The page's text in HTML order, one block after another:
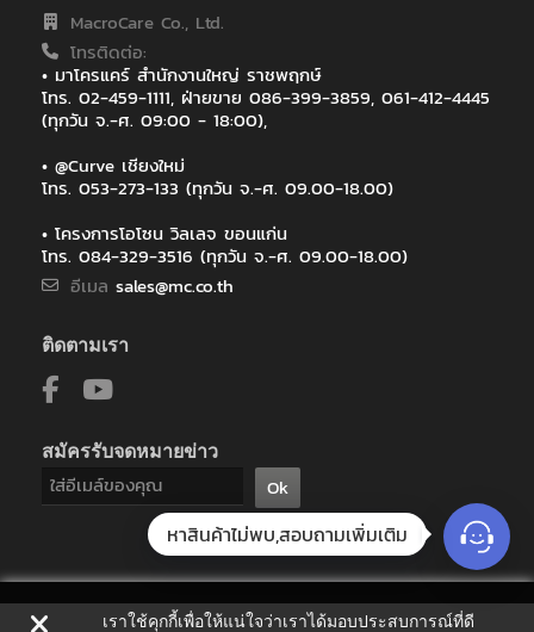
MacroCare Co., Ltd.
โทรติดต่อ:
• มาโครแคร์ สำนักงานใหญ่ ราชพฤกษ์
โทร. 02-459-1111, ฝ่ายขาย 086-399-3859, 061-412-4445
(ทุกวัน จ.-ศ. 09:00 - 18:00),
• @Curve เชียงใหม่
โทร. 053-273-133 (ทุกวัน จ.-ศ. 09.00-18.00)
• โครงการโอโซน วิลเลจ ขอนแก่น
โทร. 084-329-3516 (ทุกวัน จ.-ศ. 09.00-18.00)
อีเมล sales@mc.co.th
ติดตามเรา
สมัครรับจดหมายข่าว
Ok
เราใช้คุกกี้เพื่อให้แน่ใจว่าเราได้มอบประสบการณ์ที่ดี
หาสินค้าไม่พบ,สอบถามเพิ่มเติม